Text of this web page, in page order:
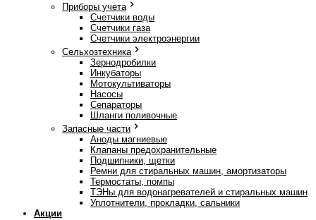
Приборы учета
Счетчики воды
Счетчики газа
Счетчики электроэнергии
Сельхозтехника
Зернодробилки
Инкубаторы
Мотокультиваторы
Насосы
Сепараторы
Шланги поливочные
Запасные части
Аноды магниевые
Клапаны предохранительные
Подшипники, щетки
Ремни для стиральных машин, амортизаторы
Термостаты, помпы
ТЭНы для водонагревателей и стиральных машин
Уплотнители, прокладки, сальники
Акции